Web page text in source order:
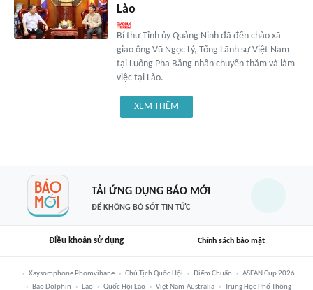
Lào
Bí thư Tỉnh ủy Quảng Ninh đã đến chào xã
giao ông Vũ Ngọc Lý, Tổng Lãnh sự Việt Nam
tại Luông Pha Băng nhân chuyến thăm và làm
việc tại Lào.
XEM THÊM
TẢI ỨNG DỤNG BÁO MỚI
ĐỂ KHÔNG BỎ SÓT TIN TỨC
Điều khoản sử dụng Chính sách bảo mật
Xaysomphone Phomvihane Chủ Tịch Quốc Hội Điểm Chuẩn
ASEAN Cup 2026
Bão Dolphin
Lào Quốc Hội Lào Việt Nam-Australia Trung Học Phổ Thông